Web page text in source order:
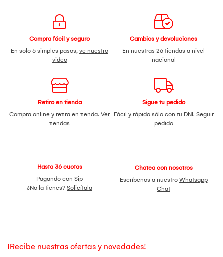
Compra fácil y seguro
En solo 6 simples pasos, ve nuestro
video
Cambios y devoluciones
En nuestras 26 tiendas a nivel
nacional
Retiro en tienda
Compra online y retira en tienda. Ver
tiendas
Sigue tu pedido
Fácil y rápido sólo con tu DNI. Seguir
pedido
Hasta 36 cuotas
Pagando con Sip
¿No la tienes? Solicítala
Chatea con nosotros
Escríbenos a nuestro Whatsapp
Chat
¡Recibe nuestras ofertas y novedades!